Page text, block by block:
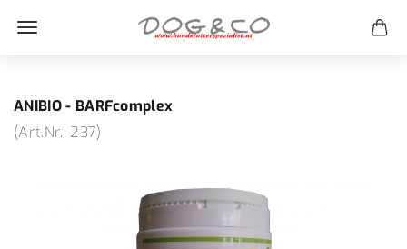
ANIBIO - BARFcomplex
(Art.Nr.: 237)